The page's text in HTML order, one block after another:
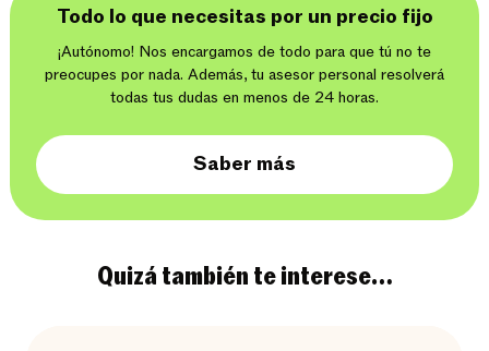
Todo lo que necesitas por un precio fijo
¡Autónomo! Nos encargamos de todo para que tú no te
preocupes por nada. Además, tu asesor personal resolverá
todas tus dudas en menos de 24 horas.
Saber más
Quizá también te interese…